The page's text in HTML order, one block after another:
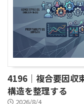
4196｜複合要因収
構造を整理する
2026/8/4